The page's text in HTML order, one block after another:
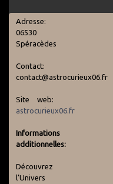
Adresse:
06530
Spéracèdes
Contact:
contact@astrocurieux06.fr
Site web:
astrocurieux06.fr
Informations
additionnelles:
Découvrez
l’Univers